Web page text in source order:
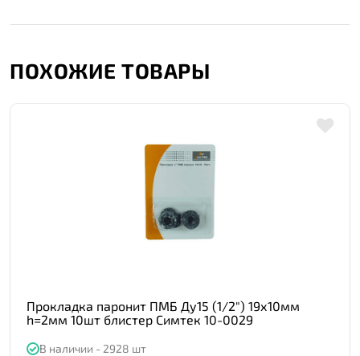
ПОХОЖИЕ ТОВАРЫ
Прокладка паронит ПМБ Ду15 (1/2") 19х10мм
h=2мм 10шт блистер Симтек 10-0029
В наличии - 2928 шт